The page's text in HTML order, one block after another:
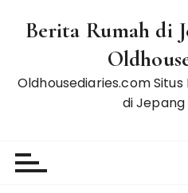
Berita Rumah di
Oldhousediaries.com
di Jepang